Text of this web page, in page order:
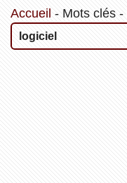
Accueil - Mots clés-
logiciel